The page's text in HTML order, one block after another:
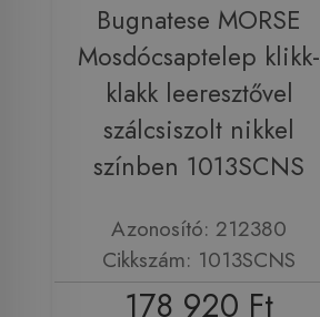
Bugnatese MORSE
Mosdócsaptelep klikk-
klakk leeresztővel
szálcsiszolt nikkel
színben 1013SCNS
Azonosító: 212380
Cikkszám: 1013SCNS
178 920 Ft